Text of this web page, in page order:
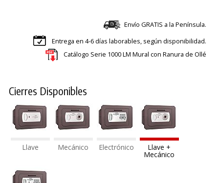
Envío GRATIS a la Península.
Entrega en 4-6 días laborables, según disponibilidad.
Catálogo Serie 1000 LM Mural con Ranura de Ollé
Cierres Disponibles
Llave Mecánico Electrónico Llave +
Mecánico